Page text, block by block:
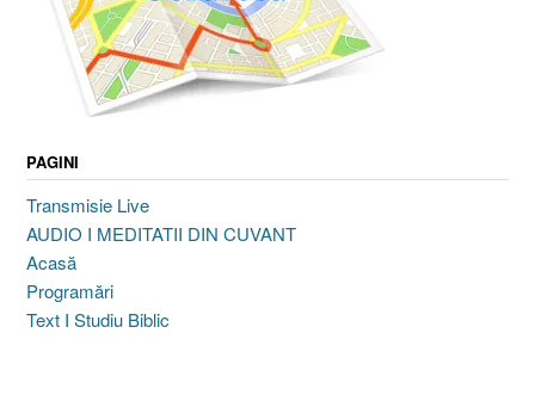
PAGINI
Transmisie Live
AUDIO I MEDITATII DIN CUVANT
Acasă
Programări
Text I Studiu Biblic